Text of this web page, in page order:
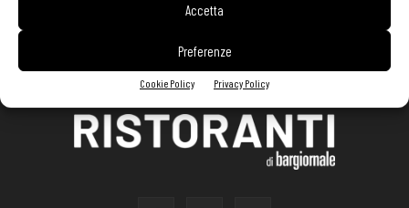
Accetta
Preferenze
Cookie Policy Privacy Policy